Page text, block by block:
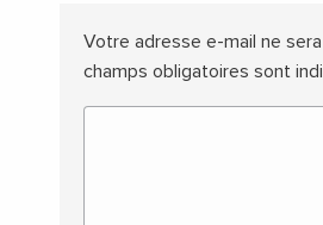
Votre adresse e-mail ne
champs obligatoires sont